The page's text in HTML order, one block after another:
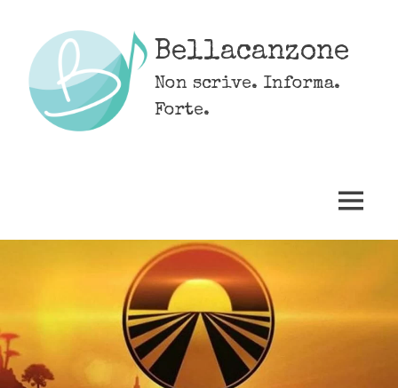
content
Bellacanzone
Non scrive. Informa.
Forte.
MENU